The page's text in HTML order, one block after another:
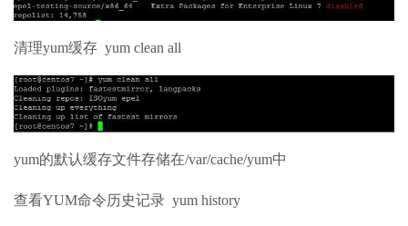
清理yum缓存 yum clean all
yum的默认缓存文件存储在/var/cache/yum中
查看YUM命令历史记录 yum history